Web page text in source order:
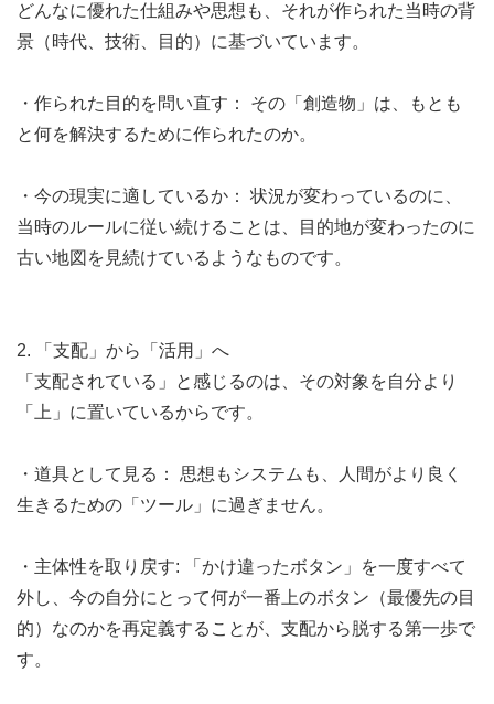
どんなに優れた仕組みや思想も、それが作られた当時の背
景（時代、技術、目的）に基づいています。
・作られた目的を問い直す： その「創造物」は、もとも
と何を解決するために作られたのか。
・今の現実に適しているか： 状況が変わっているのに、
当時のルールに従い続けることは、目的地が変わったのに
古い地図を見続けているようなものです。
2. 「支配」から「活用」へ
「支配されている」と感じるのは、その対象を自分より
「上」に置いているからです。
・道具として見る： 思想もシステムも、人間がより良く
生きるための「ツール」に過ぎません。
・主体性を取り戻す: 「かけ違ったボタン」を一度すべて
外し、今の自分にとって何が一番上のボタン（最優先の目
的）なのかを再定義することが、支配から脱する第一歩で
す。